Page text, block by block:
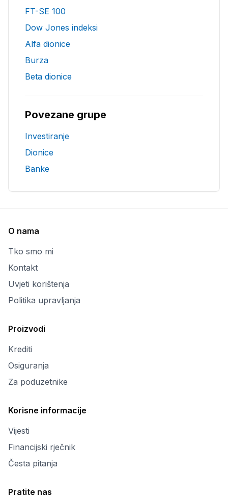
FT-SE 100
Dow Jones indeksi
Alfa dionice
Burza
Beta dionice
Povezane grupe
Investiranje
Dionice
Banke
O nama
Tko smo mi
Kontakt
Uvjeti korištenja
Politika upravljanja
Proizvodi
Krediti
Osiguranja
Za poduzetnike
Korisne informacije
Vijesti
Financijski rječnik
Česta pitanja
Pratite nas